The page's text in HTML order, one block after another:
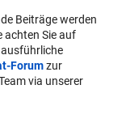
Beiträge werden
Sie auf
ausführliche
Forumzur
via unserer